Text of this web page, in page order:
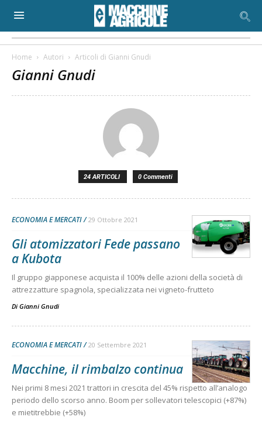
Home Autori Articoli di Gianni Gnudi
Gianni Gnudi
24 ARTICOLI 0 Commenti
ECONOMIA E MERCATI 29 Ottobre 2021
Gli atomizzatori Fede passano
a Kubota
Il gruppo giapponese acquista il 100% delle azioni della società di
attrezzatture spagnola, specializzata nei vigneto-frutteto
Di Gianni Gnudi
ECONOMIA E MERCATI 20 Settembre 2021
Macchine, il rimbalzo continua
Nei primi 8 mesi 2021 trattori in crescita del 45% rispetto all’analogo
periodo dello scorso anno. Boom per sollevatori telescopici (+87%)
e mietitrebbie (+58%)